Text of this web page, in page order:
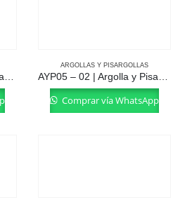
ARGOLLAS Y PISARGOLLAS
Comprar vía WhatsApp